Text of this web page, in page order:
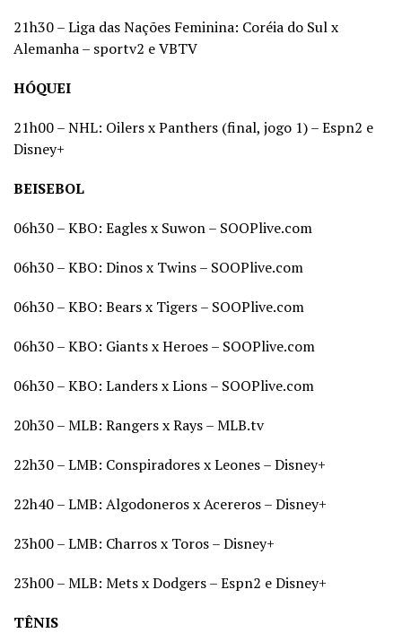
21h30 – Liga das Nações Feminina: Coréia do Sul x
Alemanha – sportv2 e VBTV
HÓQUEI
21h00 – NHL: Oilers x Panthers (final, jogo 1) – Espn2 e
Disney+
BEISEBOL
06h30 – KBO: Eagles x Suwon – SOOPlive.com
06h30 – KBO: Dinos x Twins – SOOPlive.com
06h30 – KBO: Bears x Tigers – SOOPlive.com
06h30 – KBO: Giants x Heroes – SOOPlive.com
06h30 – KBO: Landers x Lions – SOOPlive.com
20h30 – MLB: Rangers x Rays – MLB.tv
22h30 – LMB: Conspiradores x Leones – Disney+
22h40 – LMB: Algodoneros x Acereros – Disney+
23h00 – LMB: Charros x Toros – Disney+
23h00 – MLB: Mets x Dodgers – Espn2 e Disney+
TÊNIS